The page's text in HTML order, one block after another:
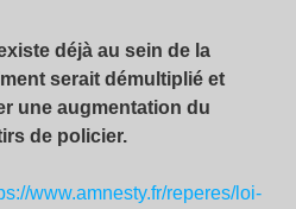
déjà au sein de la
serait démultiplié et
une augmentation du
de policier.
www.amnesty.fr/reperes/loi-